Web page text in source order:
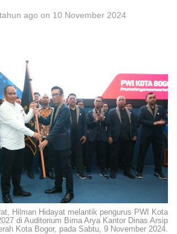
ago on 10 November 2024
Hilman Hidayat melantik pengurus PWI Kota
di Auditorium Bima Arya Kantor Dinas Arsip
Kota Bogor, pada Sabtu, 9 November 2024.